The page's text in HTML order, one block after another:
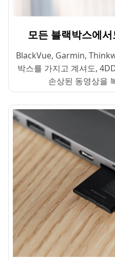
모든 블랙박스에
BlackVue, Garmin,
박스를 가지고 계셔도,
손상된 동영상을